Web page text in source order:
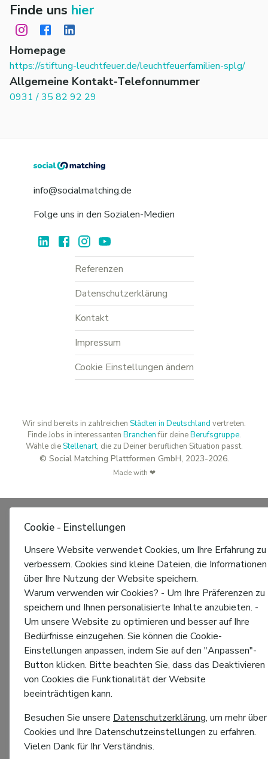
Finde uns hier
Homepage
https://stiftung-leuchtfeuer.de/leuchtfeuerfamilien-splg/
Allgemeine Kontakt-Telefonnummer
0931 / 35 82 92 29
info@socialmatching.de
Folge uns in den Sozialen-Medien
Referenzen
Datenschutzerklärung
Kontakt
Impressum
Cookie Einstellungen ändern
Wir sind bereits in zahlreichen Städten in Deutschland vertreten.
Finde Jobs in interessanten Branchenfür deineBerufsgruppe.
Wähle dieStellenart, die zu Deiner beruflichen Situation passt.
© Social Matching Plattformen GmbH, 2023-2026.
Made with ❤
Cookie - Einstellungen
Unsere Website verwendet Cookies, um Ihre Erfahrung zu
verbessern. Cookies sind kleine Dateien, die Informationen
über Ihre Nutzung der Website speichern.
Warum verwenden wir Cookies? - Um Ihre Präferenzen zu
speichern und Ihnen personalisierte Inhalte anzubieten. -
Um unsere Website zu optimieren und besser auf Ihre
Bedürfnisse einzugehen. Sie können die Cookie-
Einstellungen anpassen, indem Sie auf den "Anpassen"-
Button klicken. Bitte beachten Sie, dass das Deaktivieren
von Cookies die Funktionalität der Website
beeinträchtigen kann.
Besuchen Sie unsere Datenschutzerklärung, um mehr über
Cookies und Ihre Datenschutzeinstellungen zu erfahren.
Vielen Dank für Ihr Verständnis.